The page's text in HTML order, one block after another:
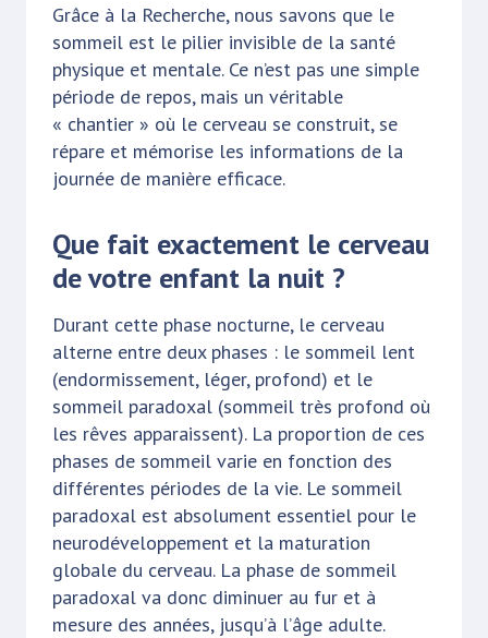
Grâce à la Recherche, nous savons que le
sommeil est le pilier invisible de la santé
physique et mentale. Ce n’est pas une simple
période de repos, mais un véritable
« chantier » où le cerveau se construit, se
répare et mémorise les informations de la
journée de manière efficace.
Que fait exactement le cerveau
de votre enfant la nuit ?
Durant cette phase nocturne, le cerveau
alterne entre deux phases : le sommeil lent
(endormissement, léger, profond) et le
sommeil paradoxal (sommeil très profond où
les rêves apparaissent). La proportion de ces
phases de sommeil varie en fonction des
différentes périodes de la vie. Le sommeil
paradoxal est absolument essentiel pour le
neurodéveloppement et la maturation
globale du cerveau. La phase de sommeil
paradoxal va donc diminuer au fur et à
mesure des années, jusqu’à l’âge adulte.